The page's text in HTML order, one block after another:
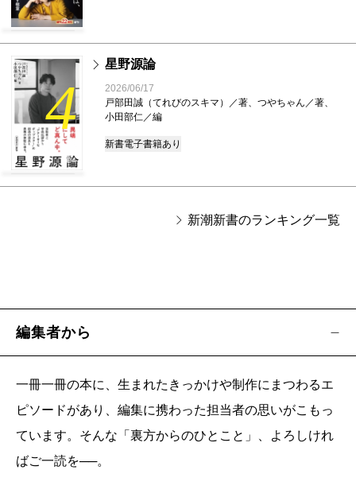
4
星野源論
2026/06/17
戸部田誠（てれびのスキマ）／著、つやちゃん／著、
小田部仁／編
新書電子書籍あり
新潮新書のランキング一覧
編集者から
一冊一冊の本に、生まれたきっかけや制作にまつわるエ
ピソードがあり、編集に携わった担当者の思いがこもっ
ています。そんな「裏方からのひとこと」、よろしけれ
ばご一読を──。